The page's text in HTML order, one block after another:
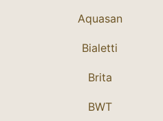
Aquasan
Bialetti
Brita
BWT